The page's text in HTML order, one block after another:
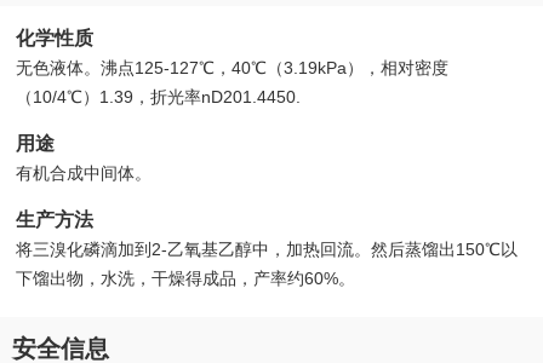
化学性质
无色液体。沸点125-127℃，40℃（3.19kPa），相对密度
（10/4℃）1.39，折光率nD201.4450.
用途
有机合成中间体。
生产方法
将三溴化磷滴加到2-乙氧基乙醇中，加热回流。然后蒸馏出150℃以
下馏出物，水洗，干燥得成品，产率约60%。
安全信息